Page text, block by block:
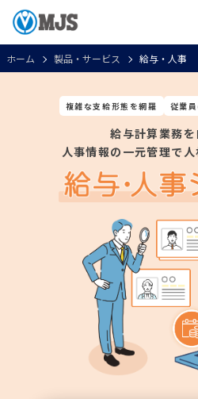
ホーム 製品・サービス 給与・人事
複雑な支給形態を網羅 従業
給与計算業務を
人事情報の一元管理で